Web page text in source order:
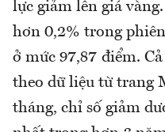
lực giảm lên giá
hơn 0,2% trong
ở mức 97,87 điểm.
theo dữ liệu từ trang
tháng, chỉ số giảm